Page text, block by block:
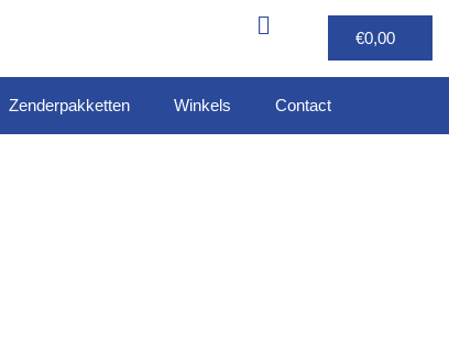
€0,00
Zenderpakketten Winkels Contact